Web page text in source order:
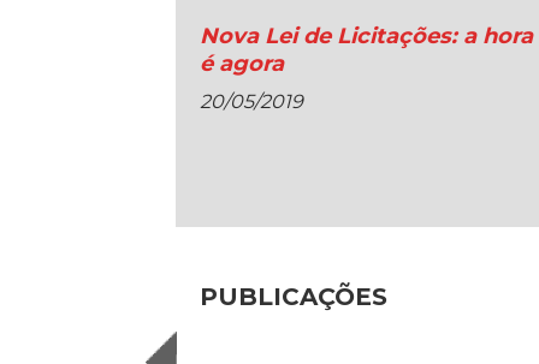
Nova Lei de Licitações: a hora
é agora
20/05/2019
PUBLICAÇÕES